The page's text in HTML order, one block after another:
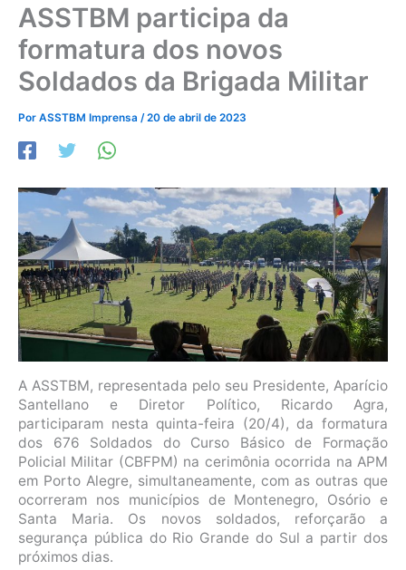
ASSTBM participa da
formatura dos novos
Soldados da Brigada Militar
Por ASSTBM Imprensa /20 de abril de 2023
A ASSTBM, representada pelo seu Presidente, Aparício
Santellano e Diretor Político, Ricardo Agra,
participaram nesta quinta-feira (20/4), da formatura
dos 676 Soldados do Curso Básico de Formação
Policial Militar (CBFPM) na cerimônia ocorrida na APM
em Porto Alegre, simultaneamente, com as outras que
ocorreram nos municípios de Montenegro, Osório e
Santa Maria. Os novos soldados, reforçarão a
segurança pública do Rio Grande do Sul a partir dos
próximos dias.